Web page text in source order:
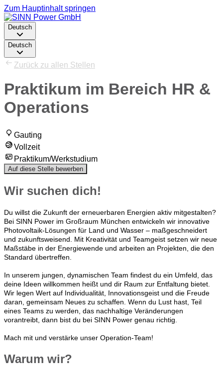
Zum Hauptinhalt springen
Deutsch
Deutsch
Zurück zu allen Stellen
Praktikum im Bereich HR &
Operations
Gauting
Vollzeit
Praktikum/Werkstudium
Auf diese Stelle bewerben
Wir suchen dich!
Du willst die Zukunft der erneuerbaren Energien aktiv mitgestalten?
Bei SINN Power im Großraum München entwickeln wir innovative
Photovoltaik-Lösungen für Land und Wasser – maßgeschneidert
und zukunftsweisend. Mit Kreativität und Teamgeist setzen wir neue
Maßstäbe in der Energiewende und arbeiten an Projekten, die den
Standard übertreffen.
In unserem jungen, dynamischen Team findest du ein Umfeld, das
deine Ideen willkommen heißt und dir Raum zur Entfaltung bietet.
Wir legen Wert auf Individualität, Innovationsgeist und die Freude
daran, gemeinsam Neues zu schaffen. Wenn du Lust hast, Teil
eines Teams zu werden, das nachhaltige Veränderungen
vorantreibt, dann bist du bei SINN Power genau richtig.
Mach mit und verstärke unser Operation-Team!
Warum wir?